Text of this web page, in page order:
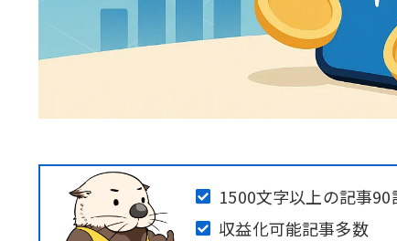
1500文字以上の記事90
収益化可能記事多数